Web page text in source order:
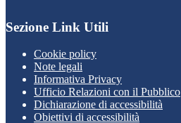
Sezione Link Utili
Cookie policy
Note legali
Informativa Privacy
Ufficio Relazioni con il Pubblico
Dichiarazione di accessibilità
Obiettivi di accessibilità